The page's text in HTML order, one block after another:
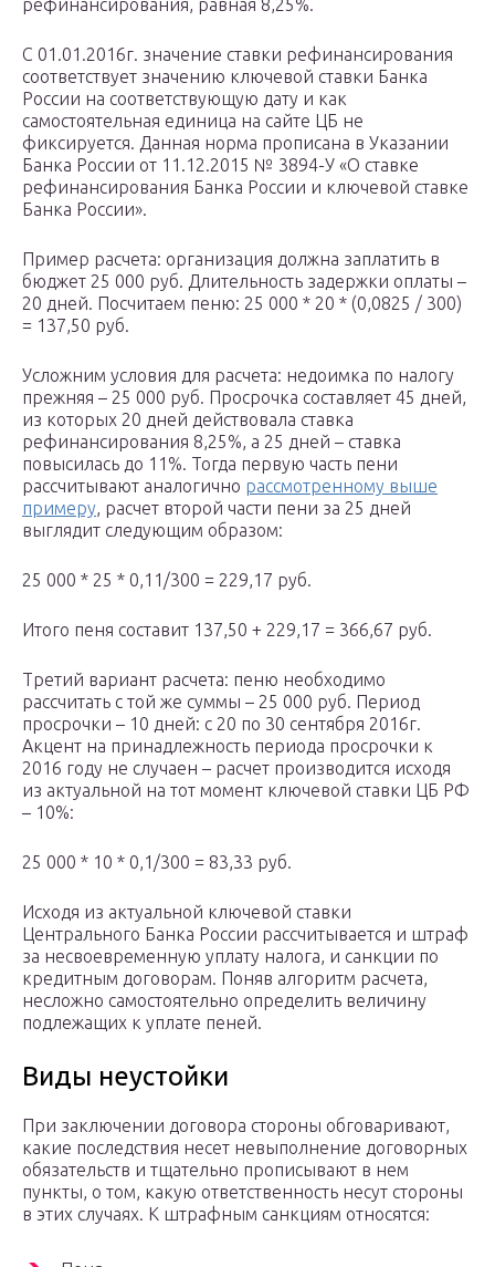
рефинансирования, равная 8,25%.
С 01.01.2016г. значение ставки рефинансирования
соответствует значению ключевой ставки Банка
России на соответствующую дату и как
самостоятельная единица на сайте ЦБ не
фиксируется. Данная норма прописана в Указании
Банка России от 11.12.2015 № 3894-У «О ставке
рефинансирования Банка России и ключевой ставке
Банка России».
Пример расчета: организация должна заплатить в
бюджет 25 000 руб. Длительность задержки оплаты –
20 дней. Посчитаем пеню: 25 000 * 20 * (0,0825 / 300)
= 137,50 руб.
Усложним условия для расчета: недоимка по налогу
прежняя – 25 000 руб. Просрочка составляет 45 дней,
из которых 20 дней действовала ставка
рефинансирования 8,25%, а 25 дней – ставка
повысилась до 11%. Тогда первую часть пени
рассчитывают аналогично рассмотренному выше
примеру, расчет второй части пени за 25 дней
выглядит следующим образом:
25 000 * 25 * 0,11/300 = 229,17 руб.
Итого пеня составит 137,50 + 229,17 = 366,67 руб.
Третий вариант расчета: пеню необходимо
рассчитать с той же суммы – 25 000 руб. Период
просрочки – 10 дней: с 20 по 30 сентября 2016г.
Акцент на принадлежность периода просрочки к
2016 году не случаен – расчет производится исходя
из актуальной на тот момент ключевой ставки ЦБ РФ
– 10%:
25 000 * 10 * 0,1/300 = 83,33 руб.
Исходя из актуальной ключевой ставки
Центрального Банка России рассчитывается и штраф
за несвоевременную уплату налога, и санкции по
кредитным договорам. Поняв алгоритм расчета,
несложно самостоятельно определить величину
подлежащих к уплате пеней.
Виды неустойки
При заключении договора стороны обговаривают,
какие последствия несет невыполнение договорных
обязательств и тщательно прописывают в нем
пункты, о том, какую ответственность несут стороны
в этих случаях. К штрафным санкциям относятся: